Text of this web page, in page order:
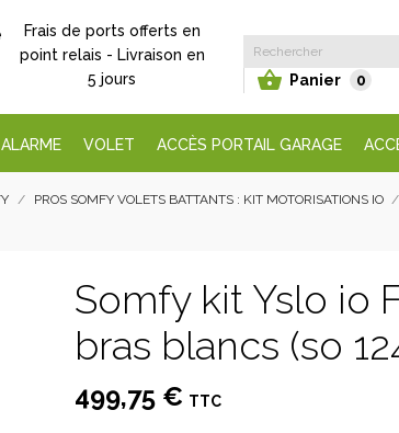
Frais de ports offerts en
point relais - Livraison en
5 jours
 Panier 0
ALARME VOLET ACCÈS PORTAIL GARAGE
PROS SOMFY VOLETS BATTANTS : KIT MOTORISATIONS IO
Somfy kit Yslo io
bras blancs (so
499,75 € TTC